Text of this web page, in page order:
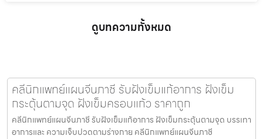
ดูบทความทั้งหมด
คลีนิกแพทย์แผนจีนภาชี รับฝังเข็มแก้อาการ ฝังเข็ม
กระตุ้นตามจุด ฝังเข็มครอบแก้ว ราคาถูก
คลีนิกแพทย์แผนจีนภาชี รับฝังเข็มแก้อาการ ฝังเข็มกระตุ้นตามจุด บรรเทา
อาการและ ความเจ็บปวดตามร่างกาย คลีนิกแพทย์แผนจีนภาชี